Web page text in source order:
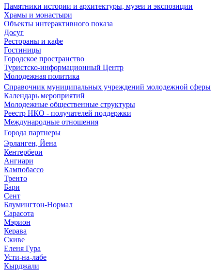
Памятники истории и архитектуры, музеи и экспозиции
Храмы и монастыри
Объекты интерактивного показа
Досуг
Рестораны и кафе
Гостиницы
Городское пространство
Туристско-информационный Центр
Молодежная политика
Справочник муниципальных учреждений молодежной сферы
Календарь мероприятий
Молодежные общественные структуры
Реестр НКО - получателей поддержки
Международные отношения
Города партнеры
Эрланген, Йена
Кентербери
Ангиари
Кампобассо
Тренто
Бари
Сент
Блумингтон-Нормал
Сарасота
Мэрион
Керава
Скиве
Еленя Гура
Усти-на-лабе
Кырджали